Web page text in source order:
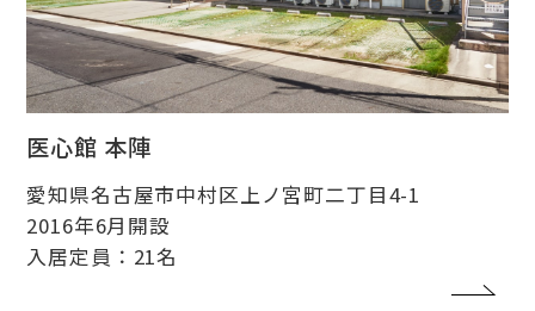
医心館 本陣
愛知県名古屋市中村区上ノ宮町二丁目4-1
2016年6月開設
入居定員：21名